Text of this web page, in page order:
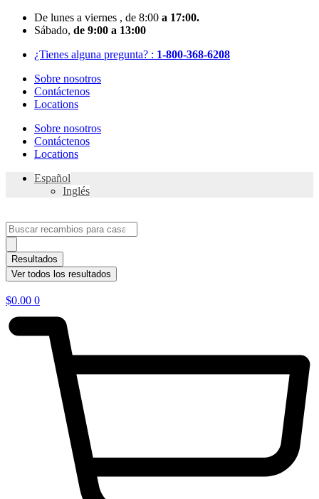
Skip
De lunes a viernes , de 8:00 a 17:00.
Sábado, de 9:00 a 13:00
¿Tienes alguna pregunta? : 1-800-368-6208
Sobre nosotros
Contáctenos
Locations
Sobre nosotros
Contáctenos
Locations
Español
Inglés
Search
...
Resultados
Ver todos los resultados
$0.00 0